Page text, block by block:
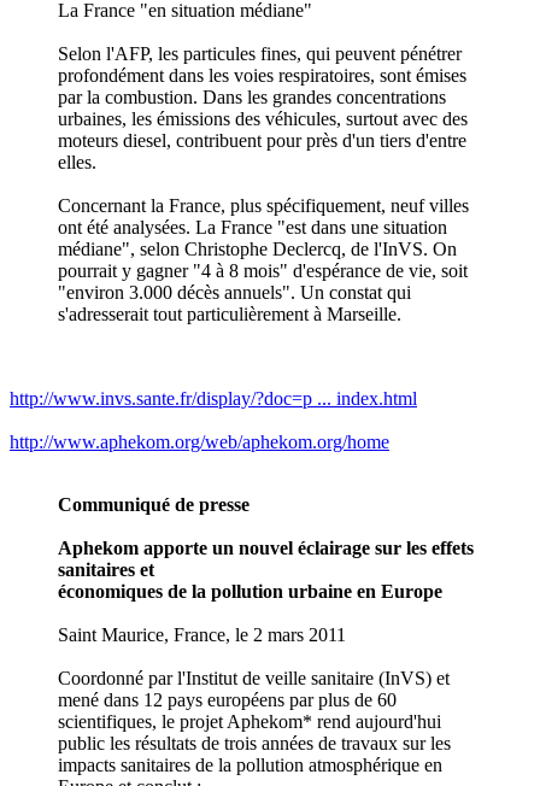
La France "en situation médiane"
Selon l'AFP, les particules fines, qui peuvent pénétrer
profondément dans les voies respiratoires, sont émises
par la combustion. Dans les grandes concentrations
urbaines, les émissions des véhicules, surtout avec des
moteurs diesel, contribuent pour près d'un tiers d'entre
elles.
Concernant la France, plus spécifiquement, neuf villes
ont été analysées. La France "est dans une situation
médiane", selon Christophe Declercq, de l'InVS. On
pourrait y gagner "4 à 8 mois" d'espérance de vie, soit
"environ 3.000 décès annuels". Un constat qui
s'adresserait tout particulièrement à Marseille.
http://www.invs.sante.fr/display/?doc=p ... index.html
http://www.aphekom.org/web/aphekom.org/home
Communiqué de presse
Aphekom apporte un nouvel éclairage sur les effets
sanitaires et
économiques de la pollution urbaine en Europe
Saint Maurice, France, le 2 mars 2011
Coordonné par l'Institut de veille sanitaire (InVS) et
mené dans 12 pays européens par plus de 60
scientifiques, le projet Aphekom* rend aujourd'hui
public les résultats de trois années de travaux sur les
impacts sanitaires de la pollution atmosphérique en